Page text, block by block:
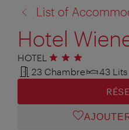
à:
List of
Hotel
HOTEL 3 étoiles
23 Chambre
43 Lits